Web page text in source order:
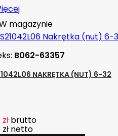
magazynie
B062-63357
NAKRĘTKA (NUT) 6-32
brutto
netto